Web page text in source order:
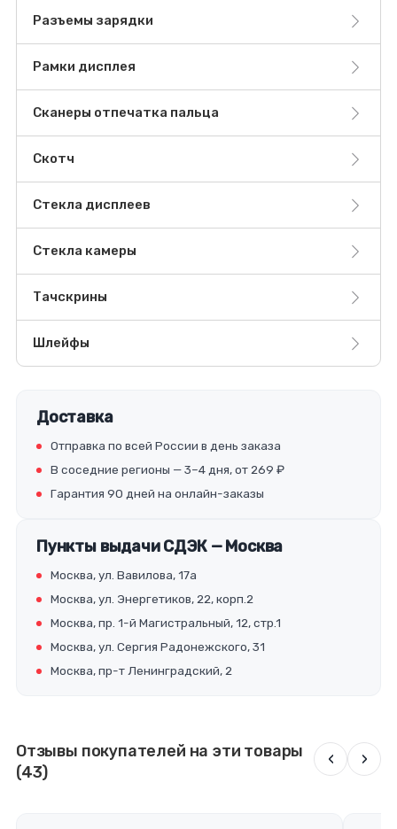
Разъемы зарядки
Рамки дисплея
Сканеры отпечатка пальца
Скотч
Стекла дисплеев
Стекла камеры
Тачскрины
Шлейфы
Доставка
Отправка по всей России в день заказа
В соседние регионы — 3–4 дня, от 269 ₽
Гарантия 90 дней на онлайн-заказы
Пункты выдачи СДЭК — Москва
Москва, ул. Вавилова, 17а
Москва, ул. Энергетиков, 22, корп.2
Москва, пр. 1-й Магистральный, 12, стр.1
Москва, ул. Сергия Радонежского, 31
Москва, пр-т Ленинградский, 2
Отзывы покупателей на эти товары
(43)
‹ ›